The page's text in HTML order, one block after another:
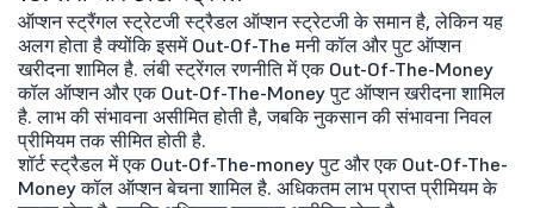
ऑप्शन स्ट्रैंगल स्ट्रेटजी स्ट्रैडल ऑप्शन स्ट्रेटजी के समान है, लेकिन यह
अलग होता है क्योंकि इसमें Out-Of-The मनी कॉल और पुट ऑप्शन
खरीदना शामिल है. लंबी स्ट्रेंगल रणनीति में एक Out-Of-The-Money
कॉल ऑप्शन और एक Out-Of-The-Money पुट ऑप्शन खरीदना शामिल
है. लाभ की संभावना असीमित होती है, जबकि नुकसान की संभावना निवल
प्रीमियम तक सीमित होती है.
शॉर्ट स्ट्रैडल में एक Out-Of-The-money पुट और एक Out-Of-The-
Money कॉल ऑप्शन बेचना शामिल है. अधिकतम लाभ प्राप्त प्रीमियम के